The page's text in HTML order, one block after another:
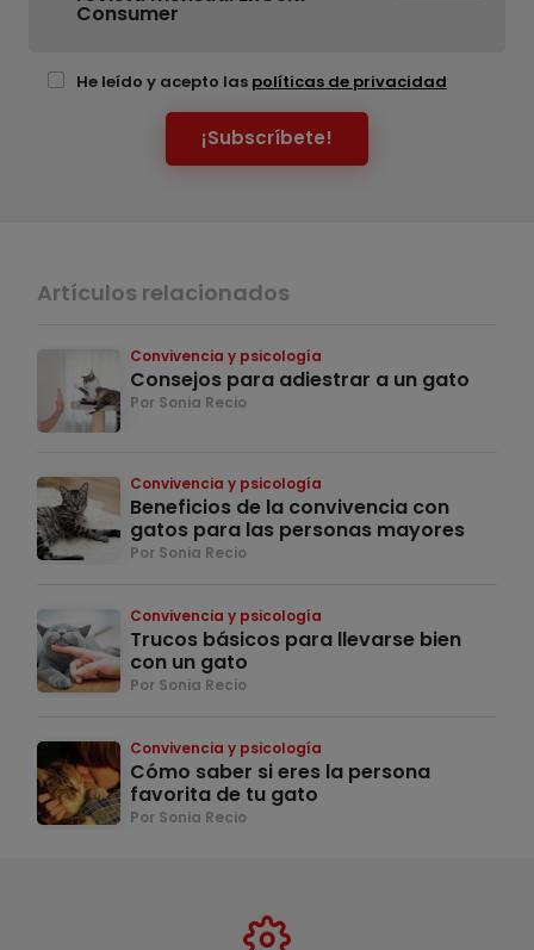
Consumer
He leído y acepto las políticas de privacidad
¡Subscríbete!
Artículos relacionados
Convivencia y psicología
Consejos para adiestrar a un gato
Por Sonia Recio
Convivencia y psicología
Beneficios de la convivencia con
gatos para las personas mayores
Por Sonia Recio
Convivencia y psicología
Trucos básicos para llevarse bien
con un gato
Por Sonia Recio
Convivencia y psicología
Cómo saber si eres la persona
favorita de tu gato
Por Sonia Recio